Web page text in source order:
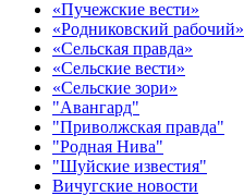
«Пучежские вести»
«Родниковский рабочий»
«Сельская правда»
«Сельские вести»
«Сельские зори»
"Авангард"
"Приволжская правда"
"Родная Нива"
"Шуйские известия"
Вичугские новости